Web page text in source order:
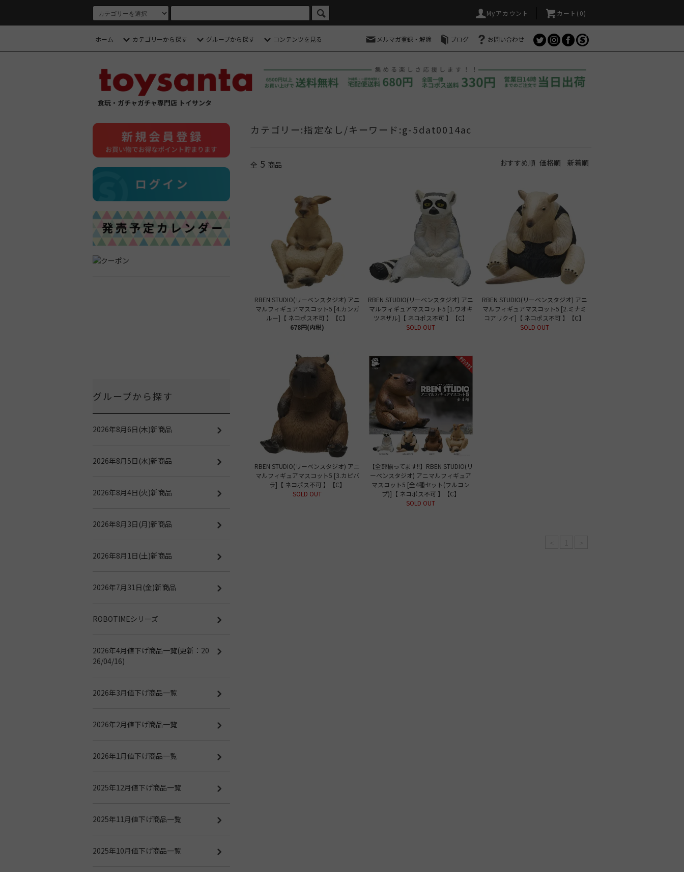
Myアカウント カート( 0)
ホーム カテゴリーから探す グループから探す コンテンツを見る メルマガ登録・解除 ブログ お問い合わせ
食玩・ガチャガチャ専門店 トイサンタ
カテゴリー:指定なし/キーワード:g-5dat0014ac
全 5 商品 おすすめ順 価格順 新着順
RBEN STUDIO(リーベンスタジオ) アニ
マルフィギュアマスコット5 [4.カンガ
ルー]【 ネコポス不可 】【C】
678円(内税)
RBEN STUDIO(リーベンスタジオ) アニ
マルフィギュアマスコット5 [1.ワオキ
ツネザル]【 ネコポス不可 】【C】
SOLD OUT
RBEN STUDIO(リーベンスタジオ) アニ
マルフィギュアマスコット5 [2.ミナミ
コアリクイ]【 ネコポス不可 】【C】
SOLD OUT
RBEN STUDIO(リーベンスタジオ) アニ
マルフィギュアマスコット5 [3.カピバ
ラ]【 ネコポス不可 】【C】
SOLD OUT
【全部揃ってます!!】RBEN STUDIO(リ
ーベンスタジオ) アニマルフィギュア
マスコット5 [全4種セット(フルコン
プ)]【 ネコポス不可 】【C】
SOLD OUT
グループから探す
2026年8月6日(木)新商品
2026年8月5日(水)新商品
2026年8月4日(火)新商品
2026年8月3日(月)新商品
2026年8月1日(土)新商品
2026年7月31日(金)新商品
ROBOTIMEシリーズ
2026年4月値下げ商品一覧(更新：20
26/04/16)
2026年3月値下げ商品一覧
2026年2月値下げ商品一覧
2026年1月値下げ商品一覧
2025年12月値下げ商品一覧
2025年11月値下げ商品一覧
2025年10月値下げ商品一覧